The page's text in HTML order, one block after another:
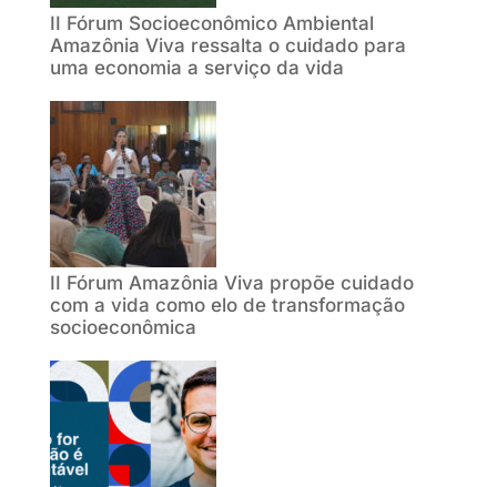
II Fórum Socioeconômico Ambiental
Amazônia Viva ressalta o cuidado para
uma economia a serviço da vida
II Fórum Amazônia Viva propõe cuidado
com a vida como elo de transformação
socioeconômica